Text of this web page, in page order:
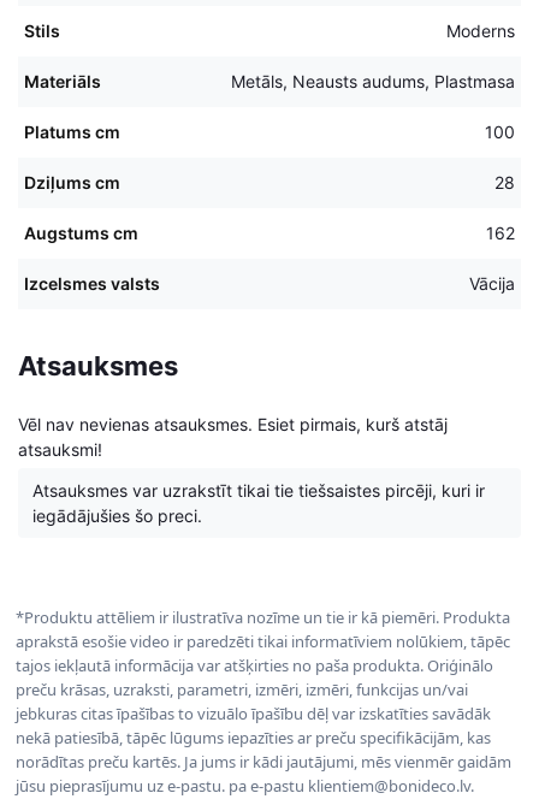
Stils Moderns
Materiāls Metāls, Neausts audums, Plastmasa
Platums cm 100
Dziļums cm 28
Augstums cm 162
Izcelsmes valsts Vācija
Atsauksmes
Vēl nav nevienas atsauksmes. Esiet pirmais, kurš atstāj
atsauksmi!
Atsauksmes var uzrakstīt tikai tie tiešsaistes pircēji, kuri ir
iegādājušies šo preci.
*Produktu attēliem ir ilustratīva nozīme un tie ir kā piemēri. Produkta
aprakstā esošie video ir paredzēti tikai informatīviem nolūkiem, tāpēc
tajos iekļautā informācija var atšķirties no paša produkta. Oriģinālo
preču krāsas, uzraksti, parametri, izmēri, izmēri, funkcijas un/vai
jebkuras citas īpašības to vizuālo īpašību dēļ var izskatīties savādāk
nekā patiesībā, tāpēc lūgums iepazīties ar preču specifikācijām, kas
norādītas preču kartēs. Ja jums ir kādi jautājumi, mēs vienmēr gaidām
jūsu pieprasījumu uz e-pastu. pa e-pastu klientiem@bonideco.lv.